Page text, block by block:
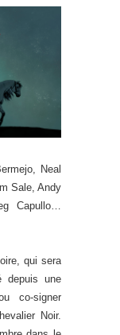
Neal
Sale, Andy
Capullo…
qui sera
depuis une
co-signer
Noir.